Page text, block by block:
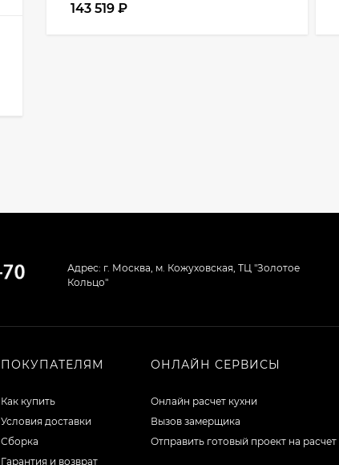
143 519 ₽
Адрес: г. Москва, м. Кожуховская, ТЦ "Золотое
Кольцо"
ПОКУПАТЕЛЯМ
Как купить
Условия доставки
Сборка
Гарантия и возврат
ОНЛАЙН СЕРВИСЫ
Онлайн расчет кухни
Вызов замерщика
Отправить готовый проект на расчет